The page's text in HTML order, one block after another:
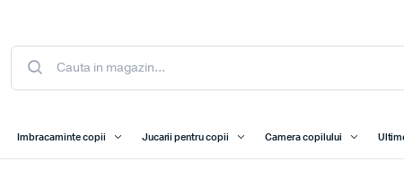
Imbracaminte copii Jucarii pentru copii Camera copilului